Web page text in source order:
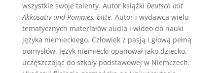
wszystkie swoje talenty. Autor książki Deutsch mit
Akkusativ und Pommes, bitte. Autor i wydawca wielu
tematycznych materiałów audio i wideo do nauki
języka niemieckiego. Człowiek z pasją i głową pełną
pomysłów. Język niemiecki opanował jako dziecko,
uczęszczając do szkoły podstawowej w Niemczech.